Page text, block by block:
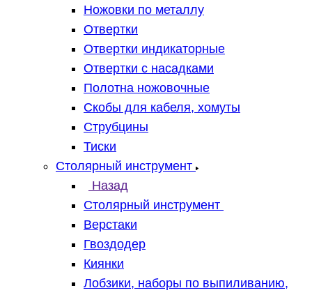
Ножовки по металлу
Отвертки
Отвертки индикаторные
Отвертки с насадками
Полотна ножовочные
Скобы для кабеля, хомуты
Струбцины
Тиски
Столярный инструмент
Назад
Столярный инструмент
Верстаки
Гвоздодер
Киянки
Лобзики, наборы по выпиливанию,